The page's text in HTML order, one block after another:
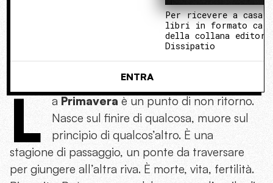
Per ricevere a casa i
libri in formato
della collana
Dissipatio
ENTRA
L a Primavera è un punto di non ritorno.
Nasce sul finire di qualcosa, muore sul
principio di qualcos’altro. È una
stagione di passaggio, un ponte da traversare
per giungere all’altra riva. È morte, vita, fertilità.